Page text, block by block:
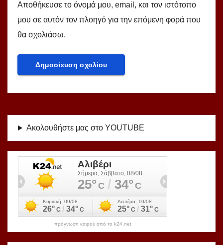
Αποθήκευσε το όνομά μου, email, και τον ιστότοπο
μου σε αυτόν τον πλοηγό για την επόμενη φορά που
θα σχολιάσω.
Ακολουθήστε μας στο YOUTUBE
πρόγνωση καιρού από το k24.net